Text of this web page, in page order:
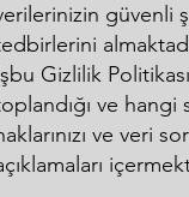
güvenli
Gizlilik
ve hangi
ve veri